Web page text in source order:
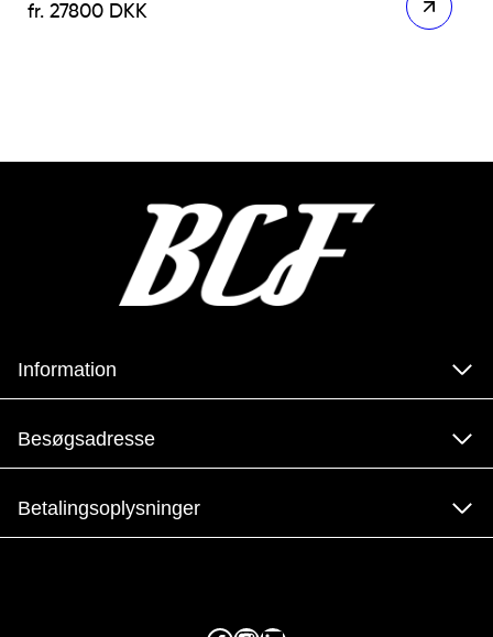
27800 DKK
Information
Besøgsadresse
Betalingsoplysninger